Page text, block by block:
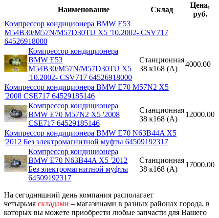
Наименование Склад
Цена,
руб.
Компрессор кондиционера BMW E53
M54B30/M57N/M57D30TU X5 '10.2002- CSV717
64526918000
Компрессор кондиционера
BMW E53
M54B30/M57N/M57D30TU X5
'10.2002- CSV717 64526918000
Станционная
38 к168 (A)
4000.00
Компрессор кондиционера BMW E70 M57N2 X5
'2008 CSE717 64529185146
Компрессор кондиционера
BMW E70 M57N2 X5 '2008
CSE717 64529185146
Станционная
38 к168 (A)
12000.00
Компрессор кондиционера BMW E70 N63B44A X5
'2012 Без электромагнитной муфты 64509192317
Компрессор кондиционера
BMW E70 N63B44A X5 '2012
Без электромагнитной муфты
64509192317
Станционная
38 к168 (A)
17000.00
На сегодняшний день компания располагает
четырьмя складами – магазинами в разных районах города, в
которых вы можете приобрести любые запчасти для Вашего